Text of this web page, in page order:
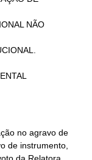
no agravo de
de instrumento,